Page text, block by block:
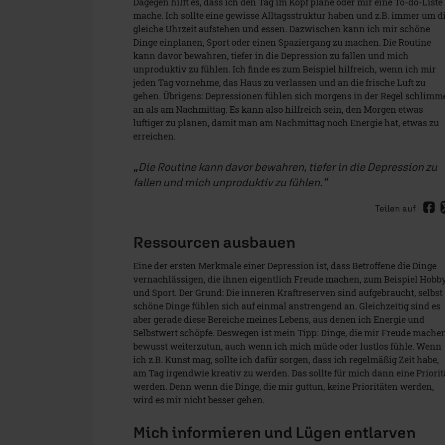
mache. Ich sollte eine gewisse Alltagsstruktur haben und z.B. immer um
gleiche Uhrzeit aufstehen und essen. Dazwischen kann ich mir schöne
Dinge einplanen, Sport oder einen Spaziergang zu machen. Die Routine
kann davor bewahren, tiefer in die Depression zu fallen und mich
unproduktiv zu fühlen. Ich finde es zum Beispiel hilfreich, wenn ich mir
jeden Tag vornehme, das Haus zu verlassen und an die frische Luft zu
gehen. Übrigens: Depressionen fühlen sich morgens in der Regel
an als am Nachmittag. Es kann also hilfreich sein, den Morgen etwas
luftiger zu planen, damit man am Nachmittag noch Energie hat, etwas zu
erreichen.
Die Routine kann davor bewahren, tiefer in die Depression zu
fallen und mich unproduktiv zu fühlen.
Teilen auf
Ressourcen ausbauen
Eine der ersten Merkmale einer Depression ist, dass Betroffene die Dinge
vernachlässigen, die ihnen eigentlich Freude machen, zum Beispiel
und Sport. Der Grund: Die inneren Kraftreserven sind aufgebraucht, selbst
schöne Dinge fühlen sich auf einmal anstrengend an. Gleichzeitig sind es
aber gerade diese Bereiche meines Lebens, aus denen ich Energie und
Selbstwert schöpfe. Deswegen ist mein Tipp: Dinge, die mir Freude
bewusst weiterzutun, auch wenn ich mich müde oder lustlos fühle. Wenn
ich z.B. Kunst mag, sollte ich dafür sorgen, dass ich regelmäßig Zeit habe,
am Tag irgendwie kreativ zu werden. Das sollte für mich dann eine
werden. Denn wenn die Dinge, die mir guttun, keine Prioritäten werden,
wird es mir nicht besser gehen.
Mich informieren und Lügen entlarven